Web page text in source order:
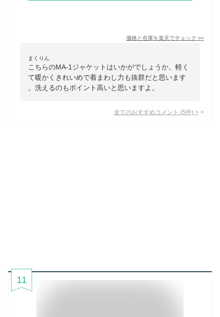
価格と在庫を楽天でチェック >>
まくりん
こちらのMA-1ジャケットはいかがでしょうか。軽く
て暖かくきれいめで着まわし力も抜群だと思います
。洗えるのもポイント高いと思いますよ。
全てのおすすめコメント (5件) >
11